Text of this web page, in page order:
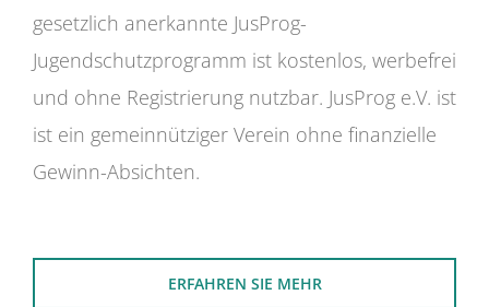
gesetzlich anerkannte JusProg-
Jugendschutzprogramm ist kostenlos, werbefrei
und ohne Registrierung nutzbar. JusProg e.V. ist
ist ein gemeinnütziger Verein ohne finanzielle
Gewinn-Absichten.
ERFAHREN SIE MEHR